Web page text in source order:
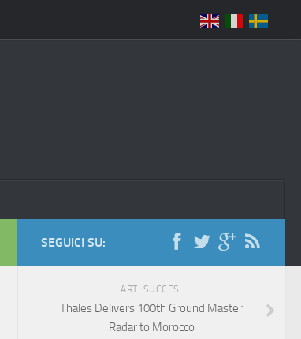
SEGUICI SU:
ART. SUCCES.
Thales Delivers 100th Ground Master
Radar to Morocco